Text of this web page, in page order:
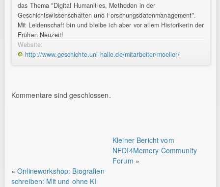
das Thema "Digital Humanities, Methoden in der
Geschichtswissenschaften und Forschungsdatenmanagement".
Mit Leidenschaft bin und bleibe ich aber vor allem Historikerin der
Frühen Neuzeit!
Website:
http://www.geschichte.uni-halle.de/mitarbeiter/moeller/
Kommentare sind geschlossen.
Kleiner Bericht vom
NFDI4Memory Community
Forum »
«Onlineworkshop: Biografien
schreiben: Mit und ohne KI